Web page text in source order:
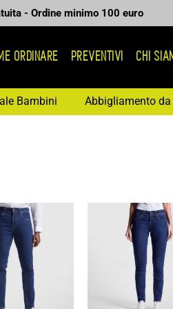
- Ordine minimo 100 euro
ORDINARE PREVENTIVI CHI
Bambini Abbigliamento
Fascia
di
prezzo:
17,71 €
a
25,30 €
di
da
a